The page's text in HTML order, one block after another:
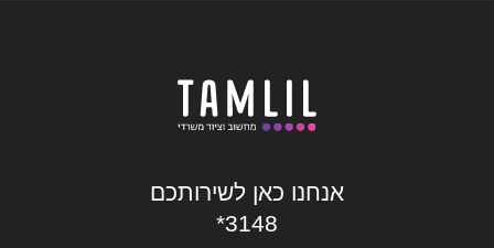
אנחנו כאן לשירותכם
*3148